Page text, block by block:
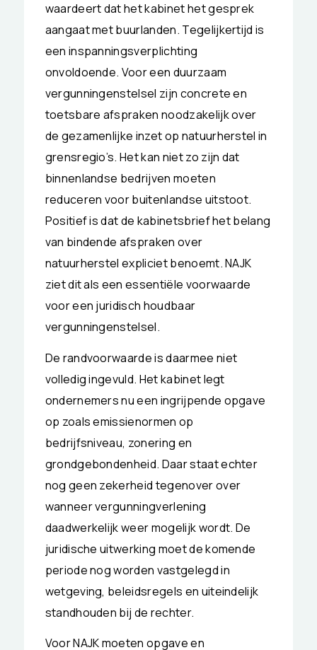
waardeert dat het kabinet het gesprek
aangaat met buurlanden. Tegelijkertijd is
een inspanningsverplichting
onvoldoende. Voor een duurzaam
vergunningenstelsel zijn concrete en
toetsbare afspraken noodzakelijk over
de gezamenlijke inzet op natuurherstel in
grensregio’s. Het kan niet zo zijn dat
binnenlandse bedrijven moeten
reduceren voor buitenlandse uitstoot.
Positief is dat de kabinetsbrief het belang
van bindende afspraken over
natuurherstel expliciet benoemt. NAJK
ziet dit als een essentiële voorwaarde
voor een juridisch houdbaar
vergunningenstelsel.
De randvoorwaarde is daarmee niet
volledig ingevuld. Het kabinet legt
ondernemers nu een ingrijpende opgave
op zoals emissienormen op
bedrijfsniveau, zonering en
grondgebondenheid. Daar staat echter
nog geen zekerheid tegenover over
wanneer vergunningverlening
daadwerkelijk weer mogelijk wordt. De
juridische uitwerking moet de komende
periode nog worden vastgelegd in
wetgeving, beleidsregels en uiteindelijk
standhouden bij de rechter.
Voor NAJK moeten opgave en